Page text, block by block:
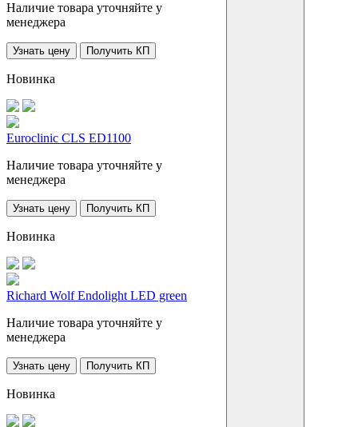
Наличие товара уточняйте у
менеджера
Узнать цену Получить КП
Новинка
Euroclinic CLS ED1100
Наличие товара уточняйте у
менеджера
Узнать цену Получить КП
Новинка
Richard Wolf Endolight LED green
Наличие товара уточняйте у
менеджера
Узнать цену Получить КП
Новинка